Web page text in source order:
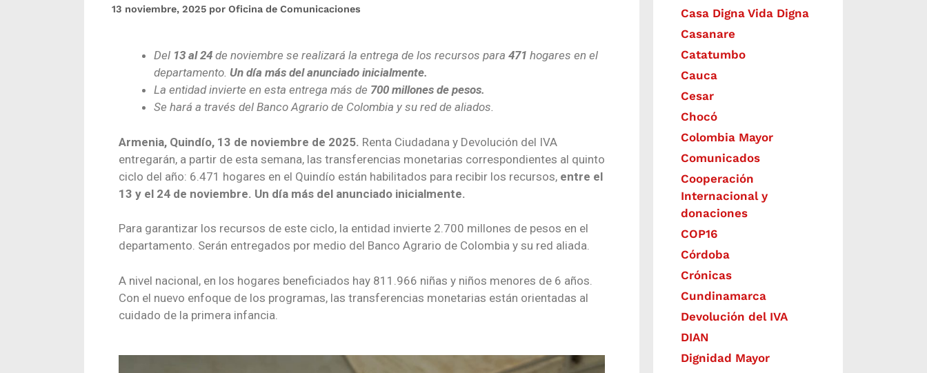
13 noviembre, 2025 por Oficina de Comunicaciones
Del 13 al 24 de noviembre se realizará la entrega de los recursos para 471 hogares en el
departamento. Un día más del anunciado inicialmente.
La entidad invierte en esta entrega más de 700 millones de pesos.
Se hará a través del Banco Agrario de Colombia y su red de aliados.
Armenia, Quindío, 13 de noviembre de 2025. Renta Ciudadana y Devolución del IVA
entregarán, a partir de esta semana, las transferencias monetarias correspondientes al quinto
ciclo del año: 6.471 hogares en el Quindío están habilitados para recibir los recursos, entre el
13 y el 24 de noviembre. Un día más del anunciado inicialmente.
Para garantizar los recursos de este ciclo, la entidad invierte 2.700 millones de pesos en el
departamento. Serán entregados por medio del Banco Agrario de Colombia y su red aliada.
A nivel nacional, en los hogares beneficiados hay 811.966 niñas y niños menores de 6 años.
Con el nuevo enfoque de los programas, las transferencias monetarias están orientadas al
cuidado de la primera infancia.
Casa Digna Vida Digna
Casanare
Catatumbo
Cauca
Cesar
Chocó
Colombia Mayor
Comunicados
Cooperación
Internacional y
donaciones
COP16
Córdoba
Crónicas
Cundinamarca
Devolución del IVA
DIAN
Dignidad Mayor